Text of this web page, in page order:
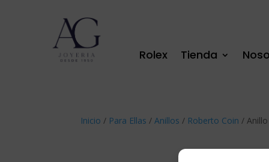
Rolex Tienda
Inicio / Para Ellas /Anillos / Roberto Coin /